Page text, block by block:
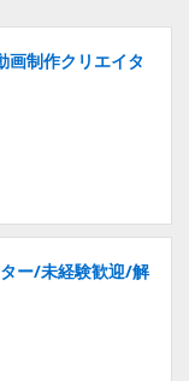
画制作クリエイタ
ー/未経験歓迎/解